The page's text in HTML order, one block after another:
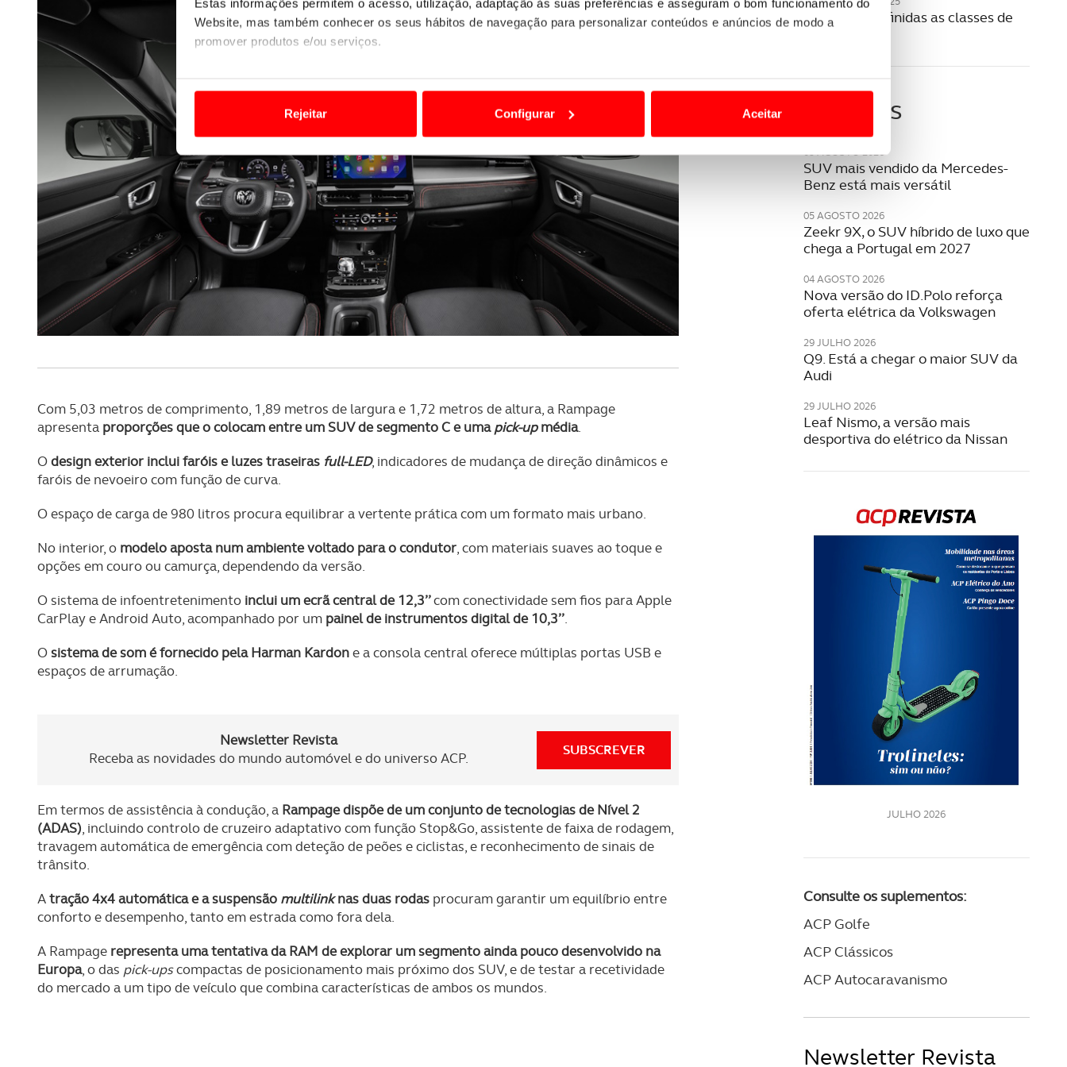
Estas informações permitem o acesso, utilização, adaptação às suas preferências e asseguram o bom funcionamento do
Website, mas também conhecer os seus hábitos de navegação para personalizar conteúdos e anúncios de modo a
promover produtos e/ou serviços.
Usamos cookies para melhorar a sua experiência digital, personalizar conteúdos e anúncios, para lhe proporcionar
funcionalidades de redes sociais, bem como para analisar dados de navegação no nosso website.
Adicionalmente partilhamos informação, relativa à sua utilização do nosso site de publicidade e de análise, com parceiros
e organizações na UE e em países terceiros.
O ACP garantirá que as transferências internacionais de dados pessoais serão realizadas apenas com o seu
consentimento e quando tal se afigure estritamente necessário no contexto dos serviços a prestar.
Realçamos que o bloqueio de certo tipo de Cookies e tecnologias similares pode ter impacto na sua experiência de
navegação no Website e nos serviços disponibilizados.
Consulte a política de cookies do site.
Rejeitar Configurar Aceitar
Com 5,03 metros de comprimento, 1,89 metros de largura e 1,72 metros de altura, a Rampage
apresenta proporções que o colocam entre um SUV de segmento C e umapick-upmédia.
Odesign exterior inclui faróis e luzes traseiras full-LED, indicadores de mudança de direção dinâmicos e
faróis de nevoeiro com função de curva.
O espaço de carga de 980 litros procura equilibrar a vertente prática com um formato mais urbano.
No interior, o modelo aposta num ambiente voltado para o condutor, com materiais suaves ao toque e
opções em couro ou camurça, dependendo da versão.
O sistema de infoentretenimento inclui um ecrã central de 12,3’’com conectividade sem fios para Apple
CarPlay e Android Auto, acompanhado por um painel de instrumentos digital de 10,3’’.
Osistema de som é fornecido pela Harman Kardone a consola central oferece múltiplas portas USB e
espaços de arrumação.
Newsletter Revista
Receba as novidades do mundo automóvel e do universo ACP.
SUBSCREVER
Em termos de assistência à condução, a Rampage dispõe de um conjunto de tecnologias de Nível 2
(ADAS), incluindo controlo de cruzeiro adaptativo com função Stop&Go, assistente de faixa de rodagem,
travagem automática de emergência com deteção de peões e ciclistas, e reconhecimento de sinais de
trânsito.
Atração 4x4 automática e a suspensão multilinknas duas rodas procuram garantir um equilíbrio entre
conforto e desempenho, tanto em estrada como fora dela.
A Rampage representa uma tentativa da RAM de explorar um segmento ainda pouco desenvolvido na
Europa, o das pick-upscompactas de posicionamento mais próximo dos SUV, e de testar a recetividade
do mercado a um tipo de veículo que combina características de ambos os mundos.
Como são definidas as classes de
Últimas
05 AGOSTO 2026
SUV mais vendido da Mercedes-
Benz está mais versátil
05 AGOSTO 2026
Zeekr 9X, o SUV híbrido de luxo que
chega a Portugal em 2027
04 AGOSTO 2026
Nova versão do ID.Polo reforça
oferta elétrica da Volkswagen
29 JULHO 2026
Q9. Está a chegar o maior SUV da
Audi
29 JULHO 2026
Leaf Nismo, a versão mais
desportiva do elétrico da Nissan
JULHO 2026
Consulte os suplementos:
ACP Golfe
ACP Clássicos
ACP Autocaravanismo
Newsletter Revista